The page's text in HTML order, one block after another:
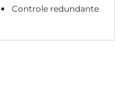
Controle redundante